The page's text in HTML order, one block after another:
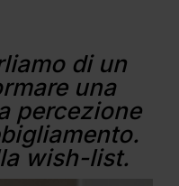
di un
una
percezione
wish-list.